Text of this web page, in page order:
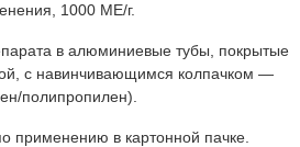
1000 МЕ/г.
в алюминиевые тубы, покрытые
с навинчивающимся колпачком —
полипропилен).
применению в картонной пачке.